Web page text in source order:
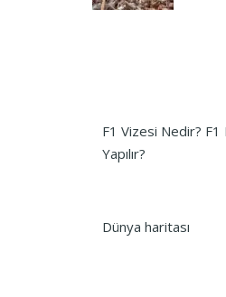
F1 Vizesi Nedir? F1
Yapılır?
Dünya haritası